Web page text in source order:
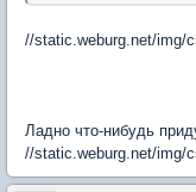
//static.weburg.net/img/
Ладно что-нибудь
//static.weburg.net/img/